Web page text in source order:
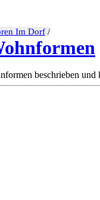
Im Dorf /
beschrieben